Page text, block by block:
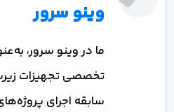
وینو سرور
ما در وینو سرور،
تخصصی تجهیزات
سابقه اجرای